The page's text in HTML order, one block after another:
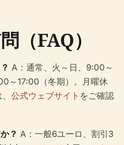
（FAQ）
A：通常、火～日、9:00～
～17:00（冬期）。月曜休
公式ウェブサイト をご確認
？ A：一般6ユーロ、割引3